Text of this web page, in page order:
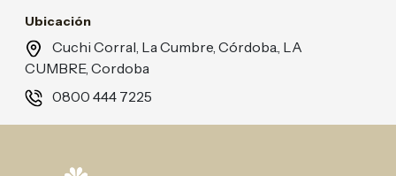
Ubicación
Cuchi Corral, La Cumbre, Córdoba., LA
CUMBRE, Cordoba
0800 444 7225